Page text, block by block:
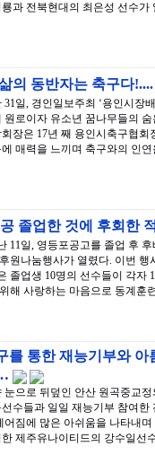
룡과 전북현대의 최은성 선수
의 동반자는 축구다
31일, 경인일보주최 ‘용인시장
원로이자 유소년 꿈나무들의
회장은 17년 째 용인시축구협
에 매력을 느끼며 축구와의 인
졸업한 것에 후회한
11일, 영등포공고를 졸업 후
원나눔행사가 열렸다. 이번
졸업생 10명의 선수들이 각자
해 사랑하는 마음으로 동계훈
를 통한 재능기부와
눈으로 뒤덮인 안산 원곡중교
선수들과 일일 재능기부 참여
어짐에 많은 아쉬움을 나타내
제주유나이티드의 강수일선